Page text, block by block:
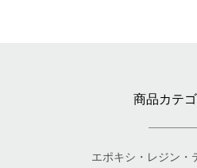
商品カテ
エポキシ・レジン・